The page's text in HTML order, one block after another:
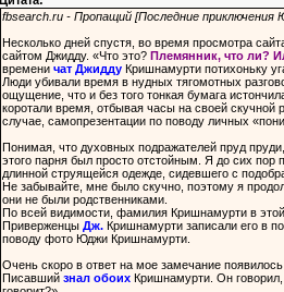
fbsearch.ru - Пропащий [Последние
Несколько дней спустя, во время просмотра
сайтом Джидду. «Что это? Племянник, что ли?
времени чат ДжиддуКришнамурти потихоньку
Люди убивали время в нудных тягомотных
ощущение, что и без того тонкая бумага
коротали время, отбывая часы на своей
случае, самопрезентации по поводу личных
Понимая, что духовных подражателей пруд
этого парня был просто отстойным. Я до сих
длинной струящейся одежде, сидевшего с
Не забывайте, мне было скучно, поэтому я
они не были родственниками.
По всей видимости, фамилия Кришнамурти в
Приверженцы Дж.Кришнамурти записали его в
поводу фото Юджи Кришнамурти.
Очень скоро в ответ на мое замечание
Писавший знал обоихКришнамурти. Он говорил,